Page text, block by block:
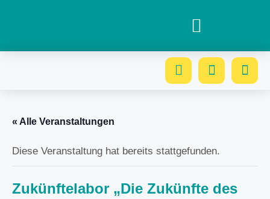
« Alle Veranstaltungen
Diese Veranstaltung hat bereits stattgefunden.
Zukünftelabor „Die Zukünfte des